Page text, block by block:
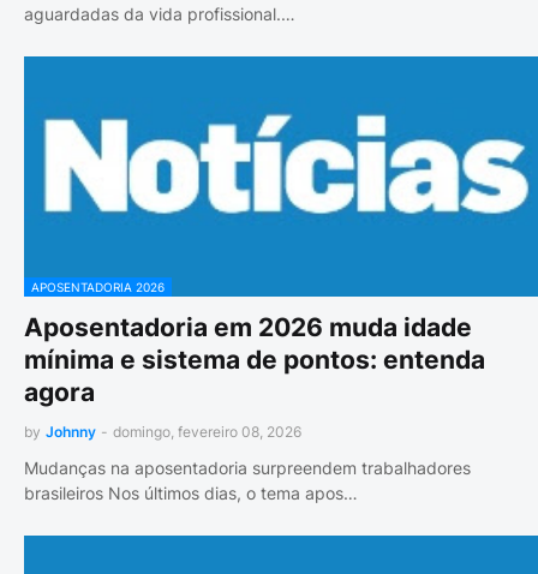
aguardadas da vida profissional.…
APOSENTADORIA 2026
Aposentadoria em 2026 muda idade
mínima e sistema de pontos: entenda
agora
by Johnny - domingo, fevereiro 08, 2026
Mudanças na aposentadoria surpreendem trabalhadores
brasileiros Nos últimos dias, o tema apos…